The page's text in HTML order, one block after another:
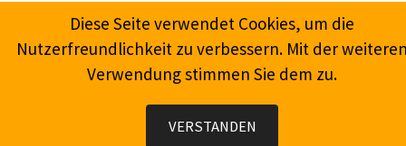
Inhalt
Wein, Champagner, Prosecco, Feinkost, Präsente
Diese Seite verwendet Cookies, um die
Nutzerfreundlichkeit zu verbessern. Mit der
Verwendung stimmen Sie dem zu.
VERSTANDEN